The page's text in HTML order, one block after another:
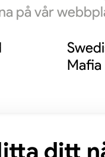
bas för både
på vår
Mafia
ditt